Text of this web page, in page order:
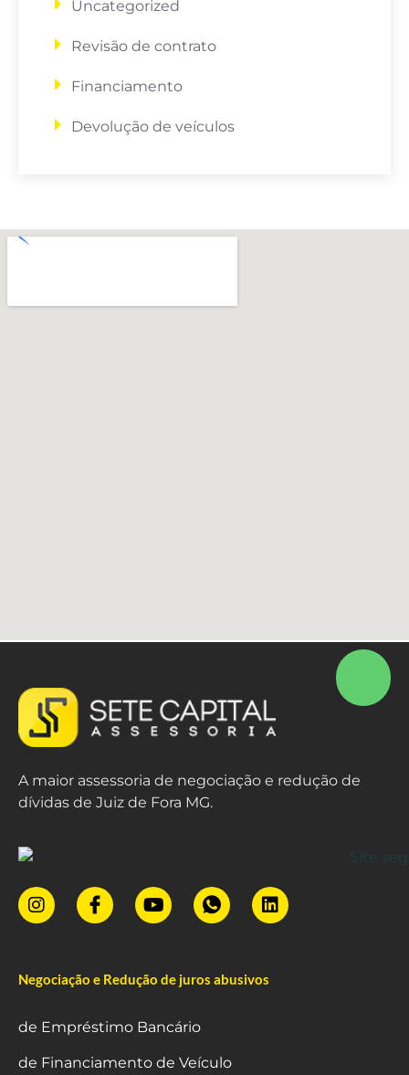
Uncategorized
Revisão de contrato
Financiamento
Devolução de veículos
A maior assessoria de negociação e redução de
dívidas de Juiz de Fora MG.
Negociação e Redução de juros abusivos
de Empréstimo Bancário
de Financiamento de Veículo